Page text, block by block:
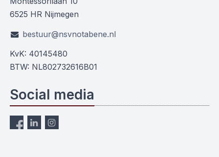
6525 HR Nijmegen
bestuur@nsvnotabene.nl
KvK: 40145480
BTW: NL802732616B01
Social media